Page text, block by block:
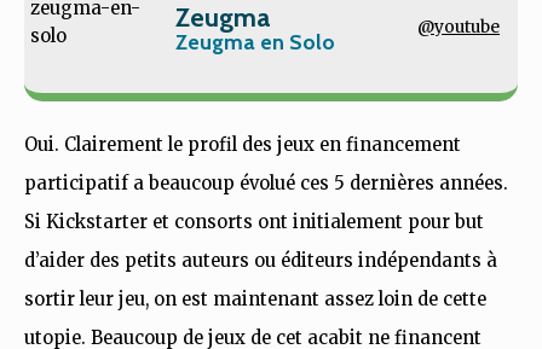
Zeugma
Zeugma en Solo
@youtube
Oui. Clairement le profil des jeux en financement
participatif a beaucoup évolué ces 5 dernières années.
Si Kickstarter et consorts ont initialement pour but
d’aider des petits auteurs ou éditeurs indépendants à
sortir leur jeu, on est maintenant assez loin de cette
utopie. Beaucoup de jeux de cet acabit ne financent